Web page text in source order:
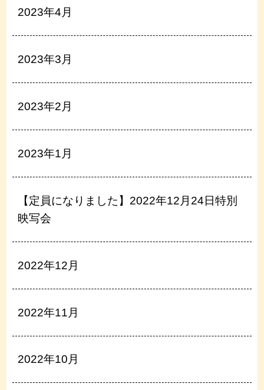
2023年4月
2023年3月
2023年2月
2023年1月
【定員になりました】2022年12月24日特別
映写会
2022年12月
2022年11月
2022年10月